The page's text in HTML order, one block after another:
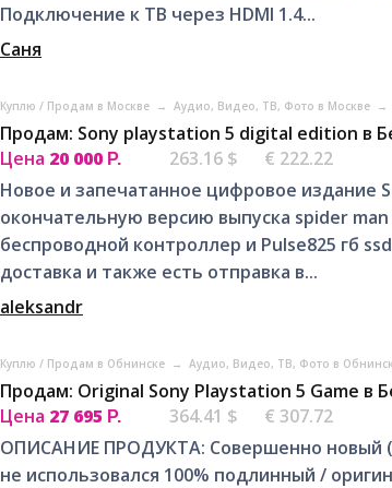
Подключение к ТВ через HDMI 1.4...
Саня
Куплю / Продам в Москве → Аудио, Видео, ТВ, Фото в Москве →
Продам: Sony playstation 5 digital edition в
Цена 20 000 Р. 263.16 $
€ 222.22
Новое и запечатанное цифровое издание
окончательную версию выпуска spider
беспроводной контроллер и Pulse825 гб
доставка и также есть отправка в...
aleksandr
Куплю / Продам в Обнинске → Аудио, Видео, ТВ, Фото в
Продам: Original Sony Playstation 5 Game в
Цена 27 695 Р. 364.41 $
€ 307.72
ОПИСАНИЕ ПРОДУКТА: Совершенно новый
не использовался 100% подлинный /